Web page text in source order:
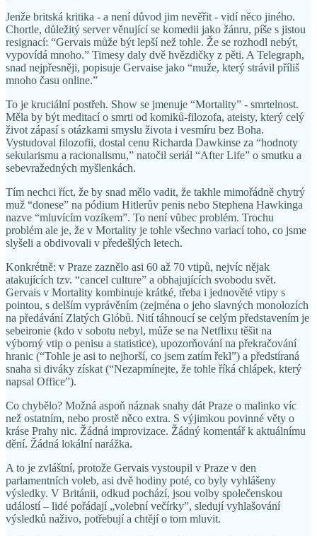
Jenže britská kritika - a není důvod jim nevěřit - vidí něco jiného.
Chortle, důležitý server věnující se komedii jako žánru, píše s jistou
resignací: “Gervais může být lepší než tohle. Že se rozhodl nebýt,
vypovídá mnoho.” Timesy daly dvě hvězdičky z pěti. A Telegraph,
snad nejpřesněji, popisuje Gervaise jako “muže, který strávil příliš
mnoho času online.”
To je kruciální postřeh. Show se jmenuje “Mortality” - smrtelnost.
Měla by být meditací o smrti od komiků-filozofa, ateisty, který celý
život zápasí s otázkami smyslu života i vesmíru bez Boha.
Vystudoval filozofii, dostal cenu Richarda Dawkinse za “hodnoty
sekularismu a racionalismu,” natočil seriál “After Life” o smutku a
sebevražedných myšlenkách.
Tím nechci říct, že by snad mělo vadit, že takhle mimořádně chytrý
muž “donese” na pódium Hitlerův penis nebo Stephena Hawkinga
nazve “mluvícím vozíkem”. To není vůbec problém. Trochu
problém ale je, že v Mortality je tohle všechno variací toho, co jsme
slyšeli a obdivovali v předešlých letech.
Konkrétně: v Praze zaznělo asi 60 až 70 vtipů, nejvíc nějak
atakujících tzv. “cancel culture” a obhajujících svobodu svět.
Gervais v Mortality kombinuje krátké, třeba i jednověté vtipy s
pointou, s delším vyprávěním (zejména o jeho slavných monolozích
na předávání Zlatých Glóbů. Nití táhnoucí se celým představením je
sebeironie (kdo v sobotu nebyl, může se na Netflixu těšit na
výborný vtip o penisu a statistice), upozorňování na překračování
hranic (“Tohle je asi to nejhorší, co jsem zatím řekl”) a předstíraná
snaha si diváky získat (“Nezapmínejte, že tohle říká chlápek, který
napsal Office”).
Co chybělo? Možná aspoň náznak snahy dát Praze o malinko víc
než ostatním, nebo prostě něco extra. S výjimkou povinné věty o
kráse Prahy nic. Žádná improvizace. Žádný komentář k aktuálnímu
dění. Žádná lokální narážka.
A to je zvláštní, protože Gervais vystoupil v Praze v den
parlamentních voleb, asi dvě hodiny poté, co byly vyhlášeny
výsledky. V Británii, odkud pochází, jsou volby společenskou
událostí – lidé pořádají „volební večírky”, sledují vyhlašování
výsledků naživo, potřebují a chtějí o tom mluvit.